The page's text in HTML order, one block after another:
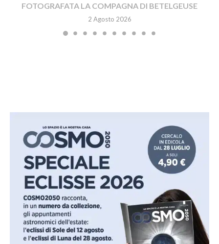
FOTOGRAFATA LA COMPAGNA DI BETELGEUSE
2 Agosto 2026